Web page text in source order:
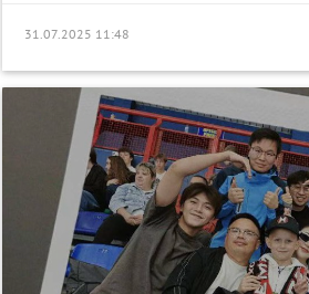
31.07.2025 11:48